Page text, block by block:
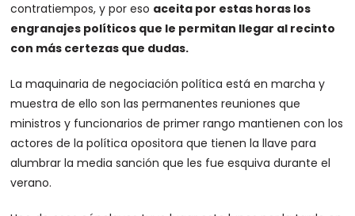
contratiempos, y por eso aceita por estas horas los
engranajes políticos que le permitan llegar al recinto
con más certezas que dudas.
La maquinaria de negociación política está en marcha y
muestra de ello son las permanentes reuniones que
ministros y funcionarios de primer rango mantienen con los
actores de la política opositora que tienen la llave para
alumbrar la media sanción que les fue esquiva durante el
verano.